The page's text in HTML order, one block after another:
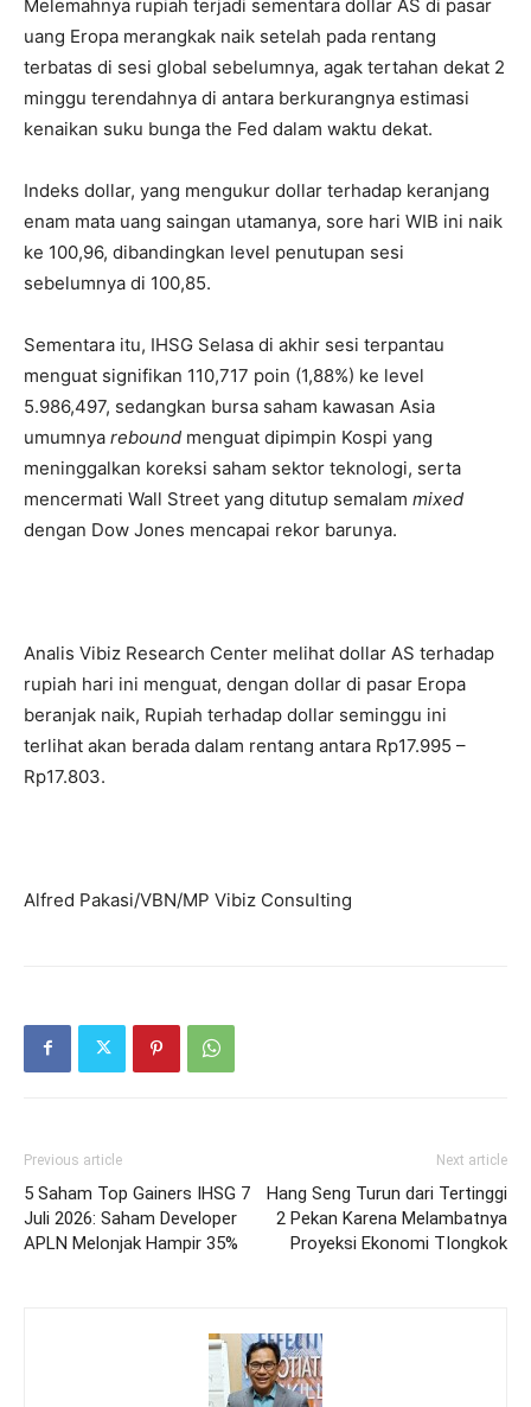
Melemahnya rupiah terjadi sementara dollar AS di pasar
uang Eropa merangkak naik setelah pada rentang
terbatas di sesi global sebelumnya, agak tertahan dekat 2
minggu terendahnya di antara berkurangnya estimasi
kenaikan suku bunga the Fed dalam waktu dekat.
Indeks dollar, yang mengukur dollar terhadap keranjang
enam mata uang saingan utamanya, sore hari WIB ini naik
ke 100,96, dibandingkan level penutupan sesi
sebelumnya di 100,85.
Sementara itu, IHSG Selasa di akhir sesi terpantau
menguat signifikan 110,717 poin (1,88%) ke level
5.986,497, sedangkan bursa saham kawasan Asia
umumnya rebound menguat dipimpin Kospi yang
meninggalkan koreksi saham sektor teknologi, serta
mencermati Wall Street yang ditutup semalam mixed
dengan Dow Jones mencapai rekor barunya.
Analis Vibiz Research Center melihat dollar AS terhadap
rupiah hari ini menguat, dengan dollar di pasar Eropa
beranjak naik, Rupiah terhadap dollar seminggu ini
terlihat akan berada dalam rentang antara Rp17.995 –
Rp17.803.
Alfred Pakasi/VBN/MP Vibiz Consulting
Previous article
5 Saham Top Gainers IHSG 7
Juli 2026: Saham Developer
APLN Melonjak Hampir 35%
Next article
Hang Seng Turun dari Tertinggi
2 Pekan Karena Melambatnya
Proyeksi Ekonomi TIongkok